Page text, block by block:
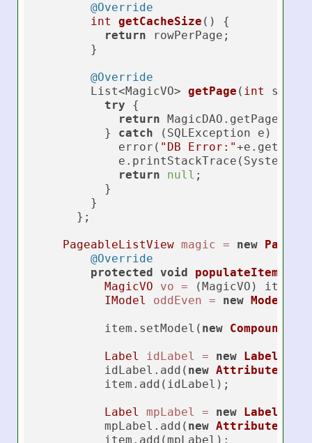
@Override
int
getCacheSize ()
{
return rowPerPage;
        }
@Override
        List<MagicVO>
getPage ( int
try {
return
          }
catch (SQLException e) {
            error(
"DB Error:"
return
null ;
          }
        }
      };
PageableListView magic = new
@Override
protected
void populateItem
MagicVO
vo = (MagicVO)
IModel
oddEven = new Model
          item.setModel(
new
Label idLabel = new Label
          idLabel.add(
new
          item.add(idLabel);
Label mpLabel = new Label
          mpLabel.add(
new
          item.add(mpLabel);